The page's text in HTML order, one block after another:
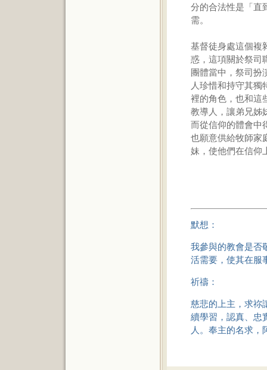
分的合法性是「直
需。
基督徒身處這個複
惑，這項關於祭司
團體當中，祭司扮
人珍惜和持守其獨
裡的角色，也和這
教導人，讓弟兄姊
而從信仰的體會中
也願意供給牧師家
妹，使他們在信仰
默想：
我參與的教會是否
活需要，使其在服
祈禱：
慈悲的上主，求祢
續學習，認真、忠
人。奉主的名求，